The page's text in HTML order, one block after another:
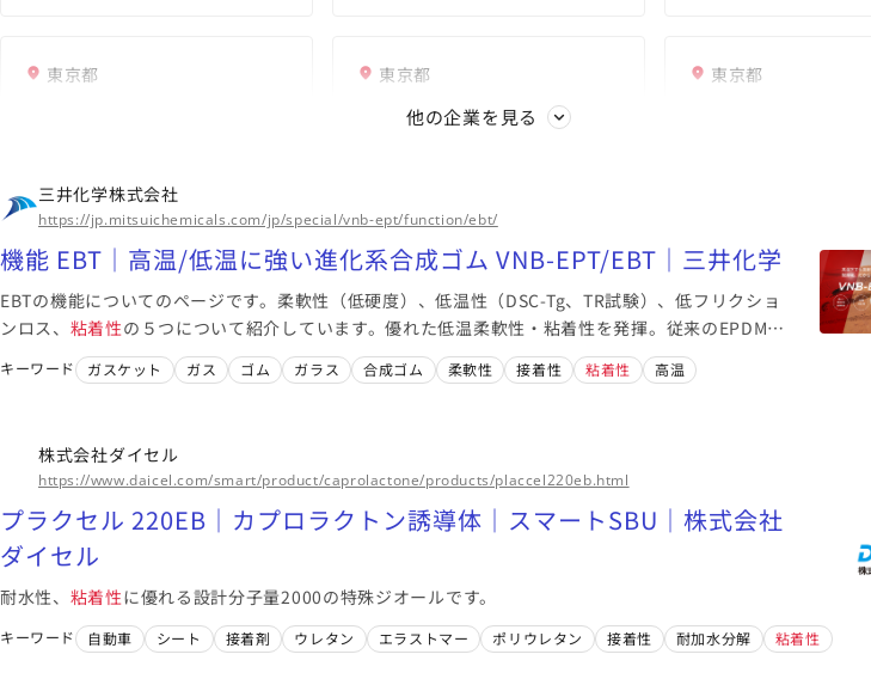
東京都
ョン | artience
メディカル・ヘルスケア | 製品・
ソリューション | artience
シート
ディスプレイ
エレクトロニクス
海外拠点
アジア、北米、ヨーロッパ、中
このメーカーに絞り込む（20）
東京都
リンテック株式会社
バスタ
ール素材はリンテックのLivasta
リバスタ
剝がれにくいラベル素材 │ ラベ
ル・シール素材はリンテックの
Livastaリバスタ
紙 フィルム ラベル
海外拠点
東アジア、東南アジア・イン
ド、北米、欧州
このメーカーに絞り込む（13）
東京都
宇宙 シート 半導体
海外拠点
アジア、北米、欧州
他の企業を見る
三井化学株式会社
https://jp.mitsuichemicals.com/jp/special/vnb-ept/function/ebt/
機能 EBT｜高温/低温に強い進化系合成ゴム VNB-EPT/EBT｜三井化学
EBTの機能についてのページです。柔軟性（低硬度）、低温性（DSC-Tg、TR試験）、低フリクショ
ンロス、 粘着性の５つについて紹介しています。優れた低温柔軟性・粘着性を発揮。従来のEPDMに
比べ低温特性が高く、低温柔軟性・粘着性に優れた素材。加工のしやすい新しい合成ゴムです。
キーワード ガスケット ガス ゴム ガラス 合成ゴム 柔軟性 接着性 粘着性 高温
株式会社ダイセル
https://www.daicel.com/smart/product/caprolactone/products/placcel220eb.html
プラクセル 220EB｜カプロラクトン誘導体｜スマートSBU｜株式会社
ダイセル
耐水性、 粘着性に優れる設計分子量2000の特殊ジオールです。
キーワード 自動車 シート 接着剤 ウレタン エラストマー ポリウレタン 接着性 耐加水分解 粘着性